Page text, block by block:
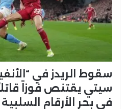
سقوط الريدز في
سيتي يقتنص فوزاً
في بحر الأرقام السلبية